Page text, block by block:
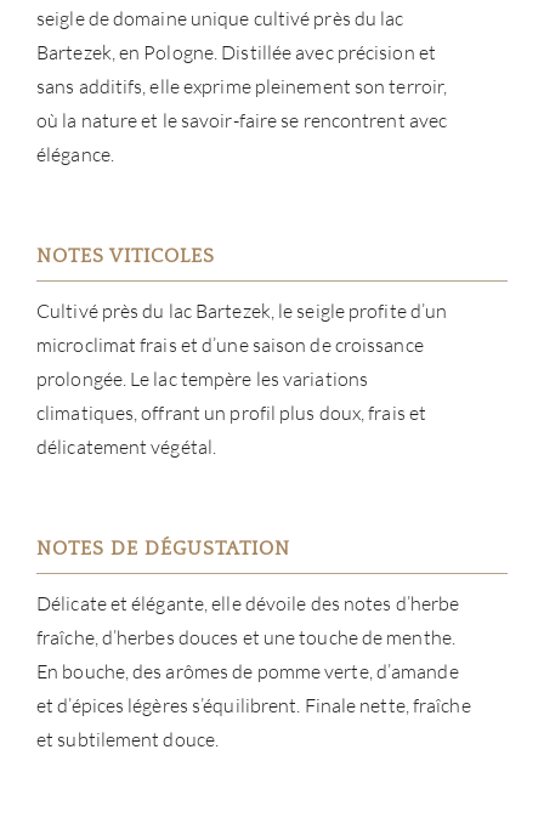
seigle de domaine unique cultivé près du lac
Bartezek, en Pologne. Distillée avec précision et
sans additifs, elle exprime pleinement son terroir,
où la nature et le savoir-faire se rencontrent avec
élégance.
NOTES VITICOLES
Cultivé près du lac Bartezek, le seigle profite d’un
microclimat frais et d’une saison de croissance
prolongée. Le lac tempère les variations
climatiques, offrant un profil plus doux, frais et
délicatement végétal.
NOTES DE DÉGUSTATION
Délicate et élégante, elle dévoile des notes d’herbe
fraîche, d’herbes douces et une touche de menthe.
En bouche, des arômes de pomme verte, d’amande
et d’épices légères s’équilibrent. Finale nette, fraîche
et subtilement douce.